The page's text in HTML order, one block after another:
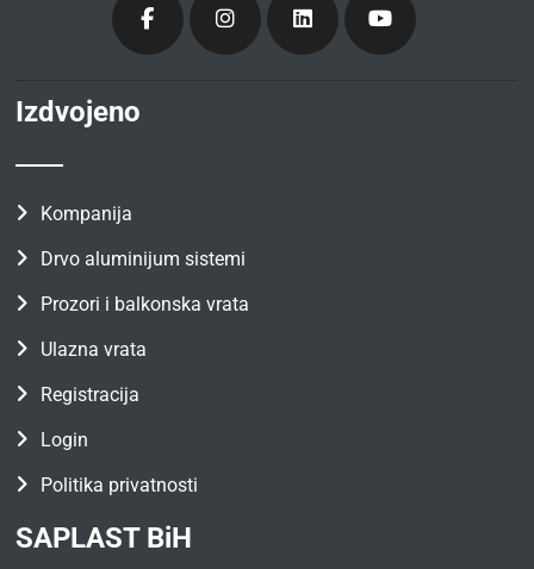
Izdvojeno
Kompanija
Drvo aluminijum sistemi
Prozori i balkonska vrata
Ulazna vrata
Registracija
Login
Politika privatnosti
SAPLAST BiH